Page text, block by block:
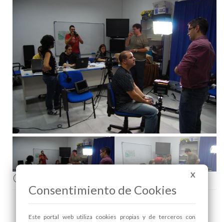
Comenta esta noticia en Facebook X
Consentimiento de Cookies
Este portal web utiliza cookies propias y de terceros con